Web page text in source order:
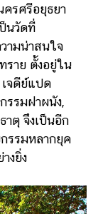
รศรีอยุธยา
นวัดที่
ามน่าสนใจ
ราย ตั้งอยู่ใน
จดีย์แปด
รรมฝาผนัง,
าตุ จึงเป็นอีก
รรมหลากยุค
งยิ่ง